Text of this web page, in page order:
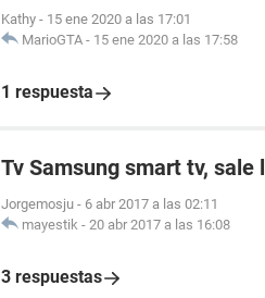
Kathy - 15 ene 2020 a las 17:01
MarioGTA - 15 ene 2020 a las 17:58
1 respuesta
Tv Samsung smart tv,
Jorgemosju - 6 abr 2017 a las 02:11
mayestik - 20 abr 2017 a las 16:08
3 respuestas